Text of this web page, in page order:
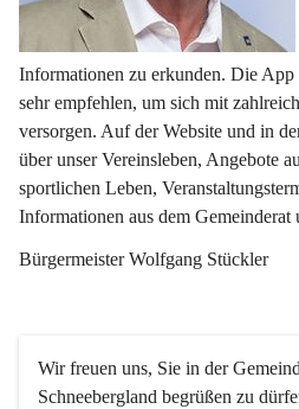
Informationen zu erkunden. Die
sehr empfehlen, um sich mit
versorgen. Auf der Website und in
über unser Vereinsleben, Angebote
sportlichen Leben,
Informationen aus dem Gemeinderat
Bürgermeister Wolfgang Stückler
Wir freuen uns, Sie in der
Schneebergland begrüßen zu